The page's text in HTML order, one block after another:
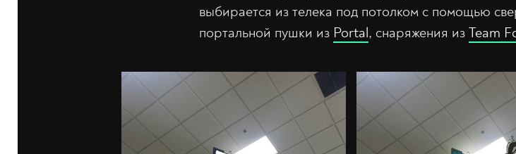
выбирается из телека под потолком с помощью
портальной пушки из Portal, снаряжения из Team